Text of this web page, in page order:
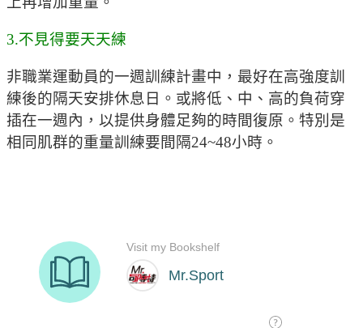
3.不見得要天天練
非職業運動員的一週訓練計畫中，最好在高強度訓
練後的隔天安排休息日。或將低、中、高的負荷穿
插在一週內，以提供身體足夠的時間復原。特別是
相同肌群的重量訓練要間隔24~48小時。